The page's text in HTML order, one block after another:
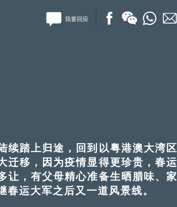
我要回应
踏上归途，回到以粤港澳大湾区
迁移，因为疫情显得更珍贵，春运
让，有父母精心准备生晒腊味、家
运大军之后又一道风景线。